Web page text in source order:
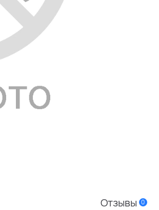
Отзывы 0